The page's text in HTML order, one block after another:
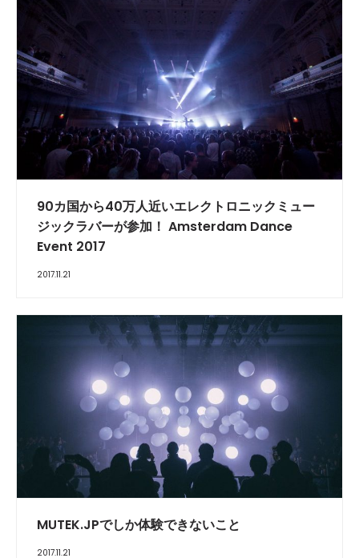
90カ国から40万人近いエレクトロニックミュー
ジックラバーが参加！ Amsterdam Dance
Event 2017
2017.11.21
MUTEK.JPでしか体験できないこと
2017.11.21